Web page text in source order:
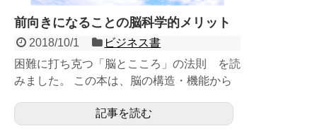
前向きになることの脳科学的メリット
2018/10/1
ビジネス書
困難に打ち克つ「脳とこころ」の法則 を読
みました。 この本は、脳の構造・機能から
記事を読む